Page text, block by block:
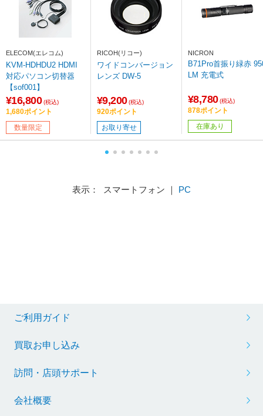
ELECOM(エレコム)
KVM-HDHDU2 HDMI
対応パソコン切替器
【sof001】
¥16,800 (税込)
1,680ポイント
数量限定
RICOH(リコー)
ワイドコンバージョン
レンズ DW-5
¥9,200 (税込)
920ポイント
お取り寄せ
NICRON
B71Pro首振り緑赤
LM 充電式
¥8,780 (税込)
878ポイント
在庫あり
表示： スマートフォン ｜ PC
ご利用ガイド
買取お申し込み
訪問・店頭サポート
会社概要